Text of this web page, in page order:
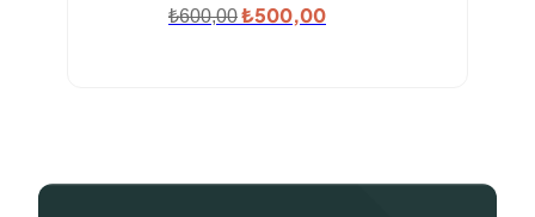
₺600,00Orijinal
₺500,00Şu